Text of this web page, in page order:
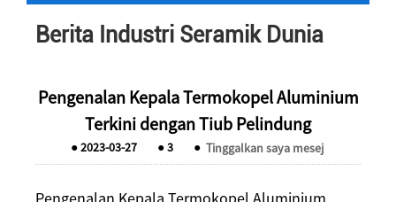
Berita Industri Seramik Dunia
Pengenalan Kepala Termokopel Aluminium
Terkini dengan Tiub Pelindung
●2023-03-27 ●3 ● Tinggalkan saya mesej